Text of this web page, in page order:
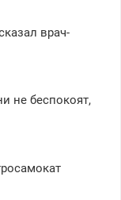
врач-
не беспокоят,